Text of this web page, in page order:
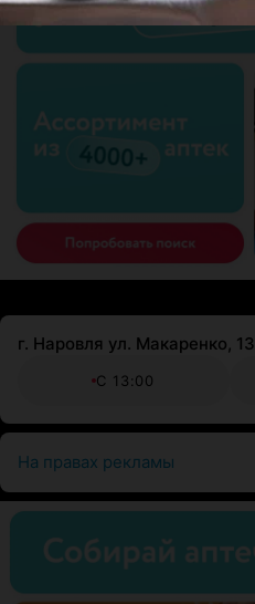
г. Наровля ул. Макаренко, 13
С 13:00
На правах рекламы